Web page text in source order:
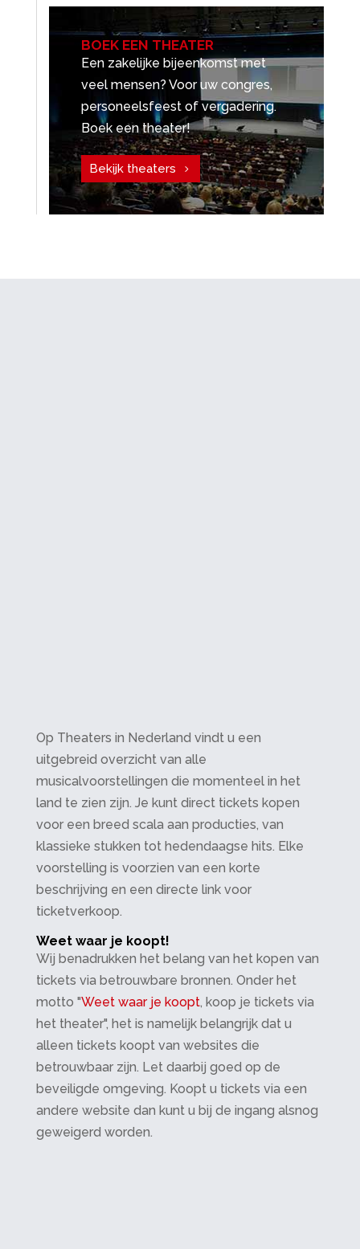
BOEK EEN THEATER
Een zakelijke bijeenkomst met
veel mensen? Voor uw congres,
personeelsfeest of vergadering.
Boek een theater!
Bekijk theaters
Op Theaters in Nederland vindt u een
uitgebreid overzicht van alle
musicalvoorstellingen die momenteel in het
land te zien zijn. Je kunt direct tickets kopen
voor een breed scala aan producties, van
klassieke stukken tot hedendaagse hits. Elke
voorstelling is voorzien van een korte
beschrijving en een directe link voor
ticketverkoop.
Weet waar je koopt!
Wij benadrukken het belang van het kopen van
tickets via betrouwbare bronnen. Onder het
motto "Weet waar je koopt, koop je tickets via
het theater", het is namelijk belangrijk dat u
alleen tickets koopt van websites die
betrouwbaar zijn. Let daarbij goed op de
beveiligde omgeving. Koopt u tickets via een
andere website dan kunt u bij de ingang alsnog
geweigerd worden.